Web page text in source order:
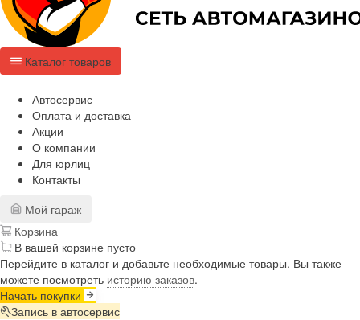
Каталог товаров
Автосервис
Оплата и доставка
Акции
О компании
Для юрлиц
Контакты
Мой гараж
Корзина
В вашей корзине пусто
Перейдите в каталог и добавьте необходимые товары. Вы также
можете посмотреть историю заказов.
Начать покупки
Запись в автосервис